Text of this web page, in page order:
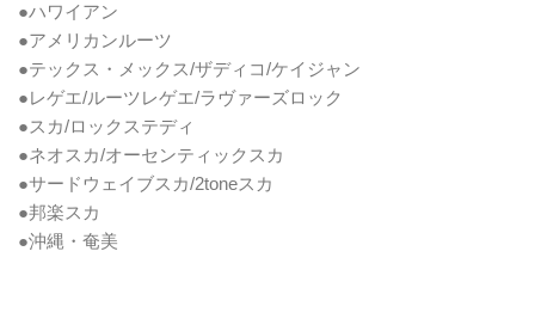
●ハワイアン
●アメリカンルーツ
●テックス・メックス/ザディコ/ケイジャン
●レゲエ/ルーツレゲエ/ラヴァーズロック
●スカ/ロックステディ
●ネオスカ/オーセンティックスカ
●サードウェイブスカ/2toneスカ
●邦楽スカ
●沖縄・奄美